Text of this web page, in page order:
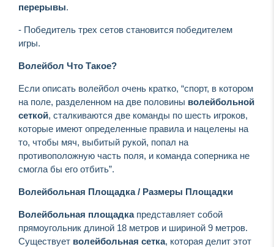
перерывы.
- Победитель трех сетов становится победителем
игры.
Волейбол Что Такое?
Если описать волейбол очень кратко, “спорт, в котором
на поле, разделенном на две половины волейбольной
сеткой, сталкиваются две команды по шесть игроков,
которые имеют определенные правила и нацелены на
то, чтобы мяч, выбитый рукой, попал на
противоположную часть поля, и команда соперника не
смогла бы его отбить”.
Волейбольная Площадка / Размеры Площадки
Волейбольная площадкапредставляет собой
прямоугольник длиной 18 метров и шириной 9 метров.
Существует волейбольная сетка, которая делит этот